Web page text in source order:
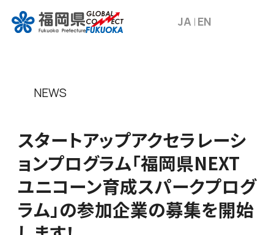
JA EN
NEWS
スタートアップアクセラレーシ
ョンプログラム「福岡県NEXT
ユニコーン育成スパークプログ
ラム」の参加企業の募集を開始